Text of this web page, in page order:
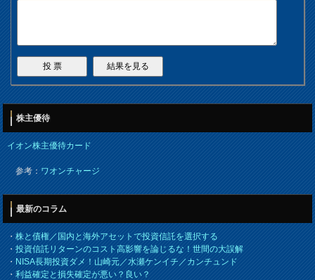
株主優待
イオン株主優待カード
参考：ワオンチャージ
最新のコラム
・株と債権／国内と海外アセットで投資信託を選択する
・投資信託リターンのコスト高影響を論じるな！世間の大誤解
・NISA長期投資ダメ！山崎元／水瀬ケンイチ／カンチュンド
・利益確定と損失確定が悪い？良い？